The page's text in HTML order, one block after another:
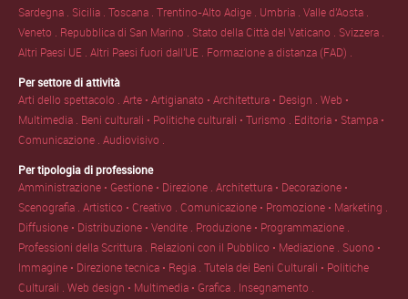
Sardegna . Sicilia .Toscana .Trentino-Alto Adige . Umbria .Valle d'Aosta .
Veneto . Repubblica di San Marino . Stato della Città del Vaticano . Svizzera .
Altri Paesi UE .Altri Paesi fuori dall'UE . Formazione a distanza (FAD) .
Per settore di attività
Arti dello spettacolo .Arte • Artigianato • Architettura • Design .Web •
Multimedia . Beni culturali • Politiche culturali • Turismo . Editoria • Stampa •
Comunicazione .Audiovisivo .
Per tipologia di professione
Amministrazione • Gestione • Direzione .Architettura • Decorazione •
Scenografia .Artistico • Creativo .Comunicazione • Promozione • Marketing .
Diffusione • Distribuzione • Vendite . Produzione • Programmazione .
Professioni della Scrittura . Relazioni con il Pubblico • Mediazione . Suono •
Immagine • Direzione tecnica • Regia .Tutela dei Beni Culturali • Politiche
Culturali .Web design • Multimedia • Grafica . Insegnamento .